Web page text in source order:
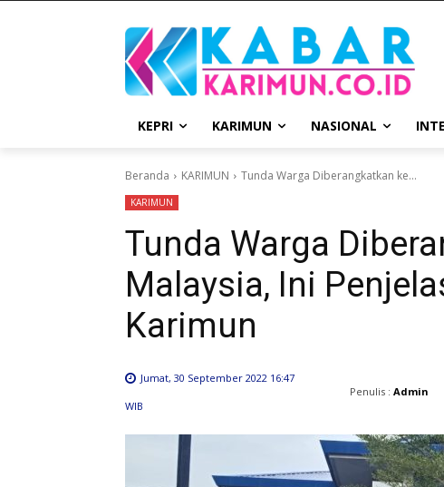
KEPRI KARIMUN NASIONAL
Beranda KARIMUN Tunda Warga Diberangkatkan ke...
KARIMUN
Tunda Warga
Malaysia, Ini
Karimun
Jumat, 30 September 2022 16:47
WIB
Penulis : Admin